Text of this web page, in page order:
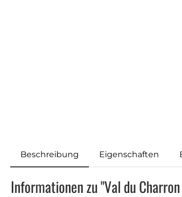
Beschreibung Eigenschaften
Informationen zu "Val du